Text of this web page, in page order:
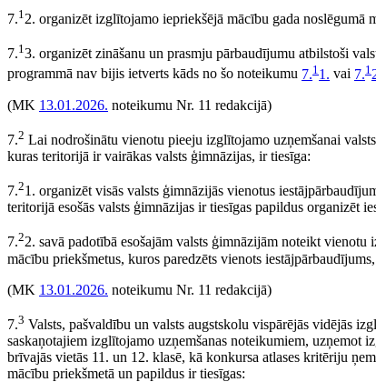
7.1 2. organizēt izglītojamo iepriekšējā mācību gada
7.1 3. organizēt zināšanu un prasmju pārbaudījumu atbilstoši
programmā nav bijis ietverts kāds no šo noteikumu 7.1 1. vai 7.1
(MK 13.01.2026. noteikumu Nr. 11 redakcijā)
7.2 Lai nodrošinātu vienotu pieeju izglītojamo uzņemšanai
kuras teritorijā ir vairākas valsts ģimnāzijas, ir tiesīga:
7.21. organizēt visās valsts ģimnāzijās vienotus
teritorijā esošās valsts ģimnāzijas ir tiesīgas papildus organizēt
7.22. savā padotībā esošajām valsts ģimnāzijām noteikt
mācību priekšmetus, kuros paredzēts vienots
(MK 13.01.2026. noteikumu Nr. 11 redakcijā)
7.3 Valsts, pašvaldību un valsts augstskolu vispārējās vidējās
saskaņotajiem izglītojamo uzņemšanas noteikumiem, uzņemot
brīvajās vietās 11. un 12. klasē, kā konkursa atlases kritēriju
mācību priekšmetā un papildus ir tiesīgas: